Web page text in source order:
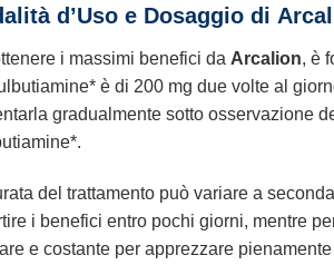
d’Uso e Dosaggio di
i massimi benefici da Arcalion, è
è di 200 mg due volte al
gradualmente sotto osservazione
del trattamento può variare a
i benefici entro pochi giorni, mentre
e costante per apprezzare pienamente